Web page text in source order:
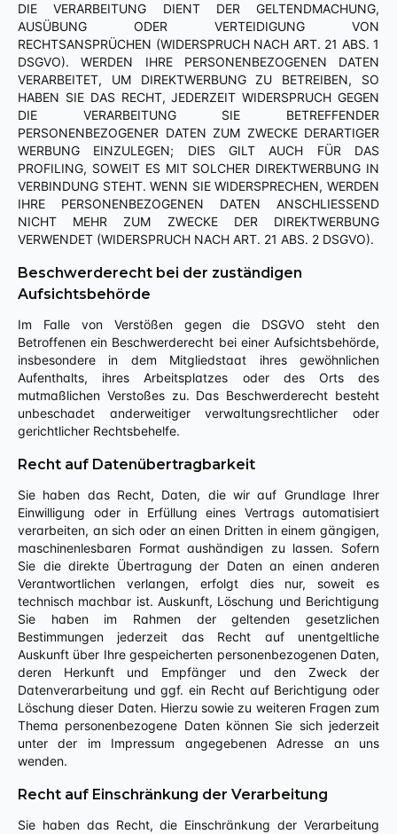
DIE VERARBEITUNG DIENT DER GELTENDMACHUNG,
AUSÜBUNG ODER VERTEIDIGUNG VON
RECHTSANSPRÜCHEN (WIDERSPRUCH NACH ART. 21 ABS. 1
DSGVO). WERDEN IHRE PERSONENBEZOGENEN DATEN
VERARBEITET, UM DIREKTWERBUNG ZU BETREIBEN, SO
HABEN SIE DAS RECHT, JEDERZEIT WIDERSPRUCH GEGEN
DIE VERARBEITUNG SIE BETREFFENDER
PERSONENBEZOGENER DATEN ZUM ZWECKE DERARTIGER
WERBUNG EINZULEGEN; DIES GILT AUCH FÜR DAS
PROFILING, SOWEIT ES MIT SOLCHER DIREKTWERBUNG IN
VERBINDUNG STEHT. WENN SIE WIDERSPRECHEN, WERDEN
IHRE PERSONENBEZOGENEN DATEN ANSCHLIESSEND
NICHT MEHR ZUM ZWECKE DER DIREKTWERBUNG
VERWENDET (WIDERSPRUCH NACH ART. 21 ABS. 2 DSGVO).
Beschwerderecht bei der zuständigen
Aufsichtsbehörde
Im Falle von Verstößen gegen die DSGVO steht den
Betroffenen ein Beschwerderecht bei einer Aufsichtsbehörde,
insbesondere in dem Mitgliedstaat ihres gewöhnlichen
Aufenthalts, ihres Arbeitsplatzes oder des Orts des
mutmaßlichen Verstoßes zu. Das Beschwerderecht besteht
unbeschadet anderweitiger verwaltungsrechtlicher oder
gerichtlicher Rechtsbehelfe.
Recht auf Datenübertragbarkeit
Sie haben das Recht, Daten, die wir auf Grundlage Ihrer
Einwilligung oder in Erfüllung eines Vertrags automatisiert
verarbeiten, an sich oder an einen Dritten in einem gängigen,
maschinenlesbaren Format aushändigen zu lassen. Sofern
Sie die direkte Übertragung der Daten an einen anderen
Verantwortlichen verlangen, erfolgt dies nur, soweit es
technisch machbar ist. Auskunft, Löschung und Berichtigung
Sie haben im Rahmen der geltenden gesetzlichen
Bestimmungen jederzeit das Recht auf unentgeltliche
Auskunft über Ihre gespeicherten personenbezogenen Daten,
deren Herkunft und Empfänger und den Zweck der
Datenverarbeitung und ggf. ein Recht auf Berichtigung oder
Löschung dieser Daten. Hierzu sowie zu weiteren Fragen zum
Thema personenbezogene Daten können Sie sich jederzeit
unter der im Impressum angegebenen Adresse an uns
wenden.
Recht auf Einschränkung der Verarbeitung
Sie haben das Recht, die Einschränkung der Verarbeitung